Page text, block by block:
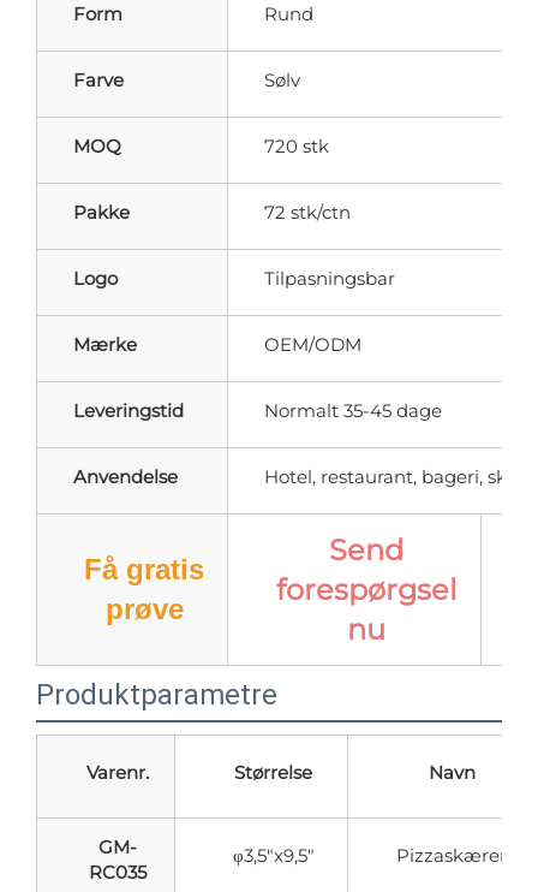
Form Rund
Farve Sølv
MOQ 720 stk
Pakke 72 stk/ctn
Logo Tilpasningsbar
Mærke OEM/ODM
Leveringstid Normalt 35-45 dage
Anvendelse Hotel, restaurant, bageri,
Få gratis
prøve
Send
forespørgsel
nu
Produktparametre
Varenr. Størrelse Navn
GM-
RC035
φ3,5"x9,5" Pizzaskærer